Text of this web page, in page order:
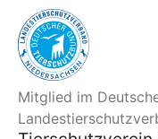
Inhalt
springen
Mitglied im